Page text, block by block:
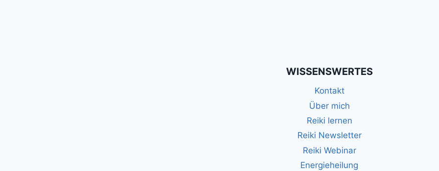
WISSENSWERTES
Kontakt
Über mich
Reiki lernen
Reiki Newsletter
Reiki Webinar
Energieheilung